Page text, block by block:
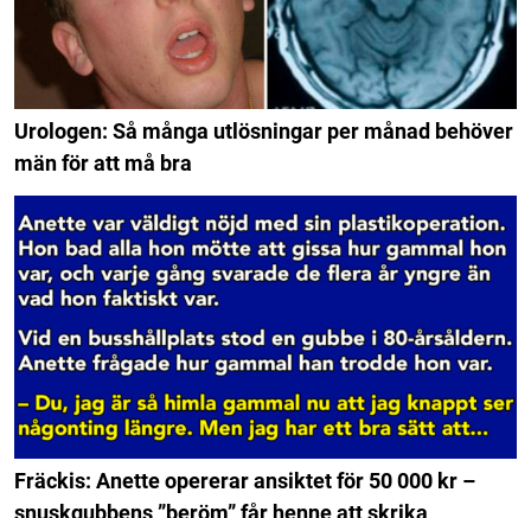
Urologen: Så många utlösningar per månad behöver
män för att må bra
Fräckis: Anette opererar ansiktet för 50 000 kr –
snuskgubbens ”beröm” får henne att skrika